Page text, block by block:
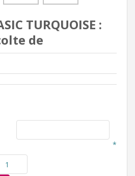
TURQUOISE :
de
*